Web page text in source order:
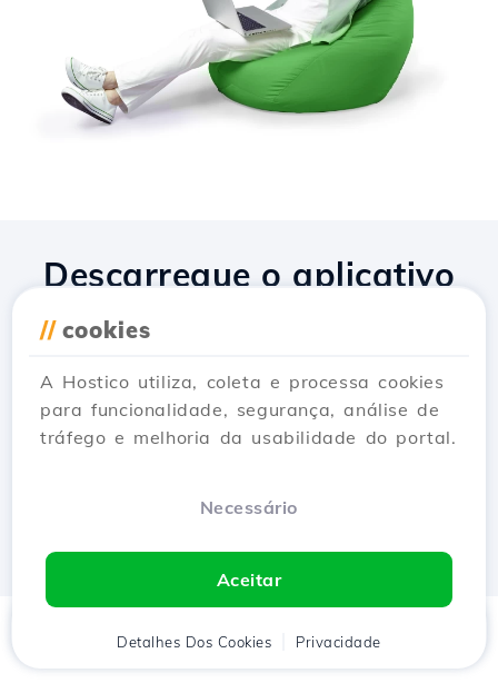
// cookies
A Hostico utiliza, coleta e processa cookies
para funcionalidade, segurança, análise de
tráfego e melhoria da usabilidade do portal.
Necessário
Aceitar
Detalhes Dos Cookies Privacidade
Cliente Carrinho Chat
Descarregue o aplicativo